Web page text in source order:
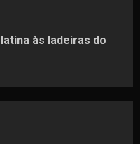
às ladeiras do